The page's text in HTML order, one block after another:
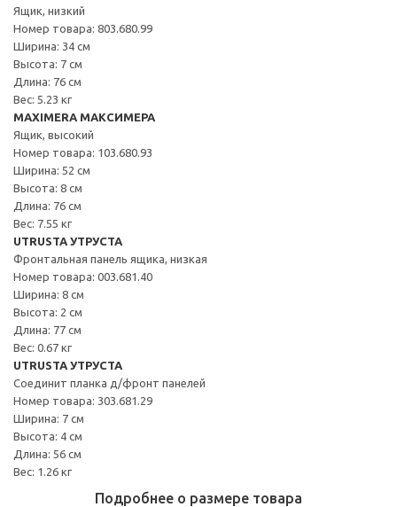
Ящик, низкий
Номер товара: 803.680.99
Ширина: 34 см
Высота: 7 см
Длина: 76 см
Вес: 5.23 кг
MAXIMERA МАКСИМЕРА
Ящик, высокий
Номер товара: 103.680.93
Ширина: 52 см
Высота: 8 см
Длина: 76 см
Вес: 7.55 кг
UTRUSTA УТРУСТА
Фронтальная панель ящика, низкая
Номер товара: 003.681.40
Ширина: 8 см
Высота: 2 см
Длина: 77 см
Вес: 0.67 кг
UTRUSTA УТРУСТА
Соединит планка д/фронт панелей
Номер товара: 303.681.29
Ширина: 7 см
Высота: 4 см
Длина: 56 см
Вес: 1.26 кг
Подробнее о размере товара